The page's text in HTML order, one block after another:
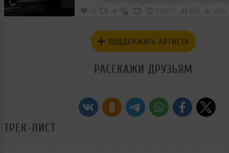
45 1:03:07 625 </>
ПОДДЕРЖАТЬ АРТИСТА
РАССКАЖИ ДРУЗЬЯМ
ТРЕК-ЛИСТ